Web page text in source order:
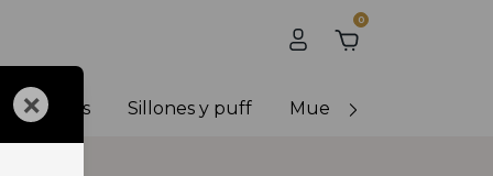
0
Sillones y puff Muebles de exterior
×